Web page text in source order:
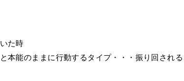
た時
本能のままに行動するタイプ・・・振り回される